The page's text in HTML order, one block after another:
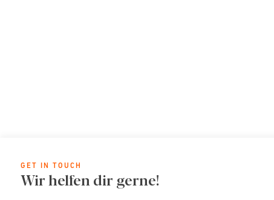
GET IN TOUCH
Wir helfen dir gerne!